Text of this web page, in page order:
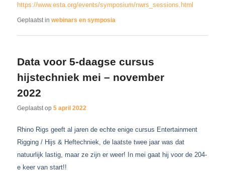
https://www.esta.org/events/symposium/nwrs_sessions.html
Geplaatst in webinars en symposia
Data voor 5-daagse cursus
hijstechniek mei – november
2022
Geplaatst op5 april 2022
Rhino Rigs geeft al jaren de echte enige cursus Entertainment
Rigging / Hijs & Heftechniek, de laatste twee jaar was dat
natuurlijk lastig, maar ze zijn er weer! In mei gaat hij voor de 204-
e keer van start!!